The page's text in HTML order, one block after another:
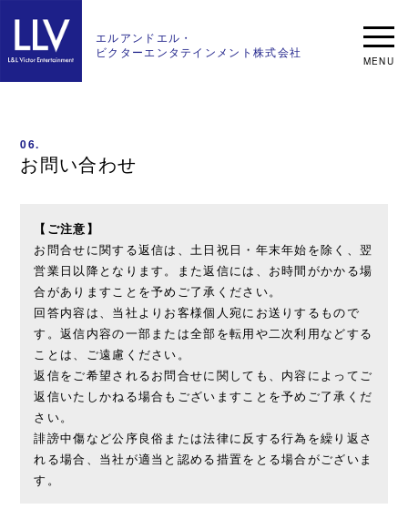
エルアンドエル・
ビクターエンタテインメント 株式会社
06.
お問い合わせ
【ご注意】
お問合せに関する返信は、土日祝日・年末年始を除く、翌
営業日以降となります。また返信には、お時間がかかる場
合がありますことを予めご了承ください。
回答内容は、当社よりお客様個人宛にお送りするもので
す。返信内容の一部または全部を転用や二次利用などする
ことは、ご遠慮ください。
返信をご希望されるお問合せに関しても、内容によってご
返信いたしかねる場合もございますことを予めご了承くだ
さい。
誹謗中傷など公序良俗または法律に反する行為を繰り返さ
れる場合、当社が適当と認める措置をとる場合がございま
す。